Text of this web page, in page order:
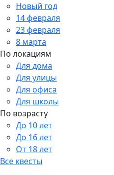
Новый год
14 февраля
23 февраля
8 марта
По локациям
Для дома
Для улицы
Для офиса
Для школы
По возрасту
До 10 лет
До 16 лет
От 18 лет
Все квесты